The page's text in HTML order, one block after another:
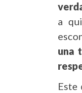
a
una
Este